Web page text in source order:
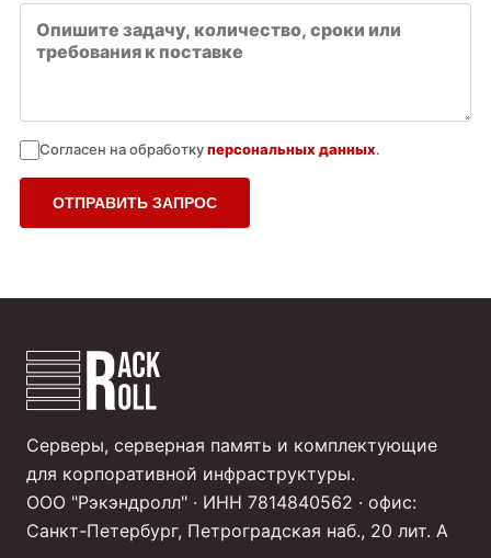
Согласен на обработкуперсональных данных.
ОТПРАВИТЬ ЗАПРОС
Серверы, серверная память и комплектующие
для корпоративной инфраструктуры.
ООО "Рэкэндролл" · ИНН 7814840562 · офис:
Санкт-Петербург, Петроградская наб., 20 лит. А